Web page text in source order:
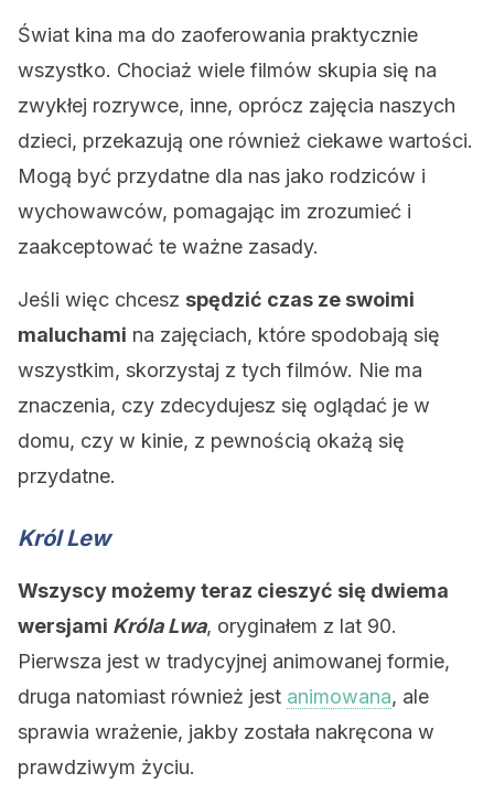
Świat kina ma do zaoferowania praktycznie
wszystko. Chociaż wiele filmów skupia się na
zwykłej rozrywce, inne, oprócz zajęcia naszych
dzieci, przekazują one również ciekawe wartości.
Mogą być przydatne dla nas jako rodziców i
wychowawców, pomagając im zrozumieć i
zaakceptować te ważne zasady.
Jeśli więc chcesz spędzić czas ze swoimi
maluchami na zajęciach, które spodobają się
wszystkim, skorzystaj z tych filmów. Nie ma
znaczenia, czy zdecydujesz się oglądać je w
domu, czy w kinie, z pewnością okażą się
przydatne.
Król Lew
Wszyscy możemy teraz cieszyć się dwiema
wersjami Króla Lwa, oryginałem z lat 90.
Pierwsza jest w tradycyjnej animowanej formie,
druga natomiast również jest animowana, ale
sprawia wrażenie, jakby została nakręcona w
prawdziwym życiu.